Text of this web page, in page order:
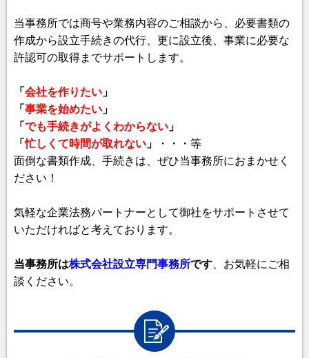
当事務所では商号や業務内容のご相談から、必要書類の
作成から設立手続きの代行、更に設立後、事業に必要な
許認可の取得までサポートします。
「 会社を作りたい 」
「 事業を始めたい 」
「 でも手続きがよくわからない 」
「忙しくて時間が取れない 」
・・・等
面倒な書類作成、手続きは、ぜひ当事務所におまかせく
ださい！
気軽な企業法務パートナーとして御社をサポートさせて
いただければと考えております。
当事務所は株式会社設立専門事務所です 、お気軽にご相
談ください。